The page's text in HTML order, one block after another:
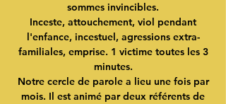
sommes invincibles.
Inceste, attouchement, viol pendant
l'enfance, incestuel, agressions extra-
familiales, emprise. 1 victime toutes les 3
minutes.
Notre cercle de parole a lieu une fois par
mois. Il est animé par deux référents de